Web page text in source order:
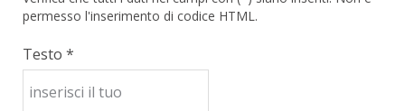
permesso l'inserimento di codice HTML.
Testo *